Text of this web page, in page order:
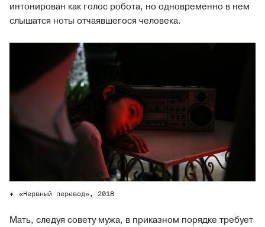
интонирован как голос робота, но одновременно в нем
слышатся ноты отчаявшегося человека.
«Нервный перевод», 2018
Мать, следуя совету мужа, в приказном порядке требует